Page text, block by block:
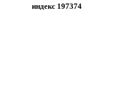
индекс 197374